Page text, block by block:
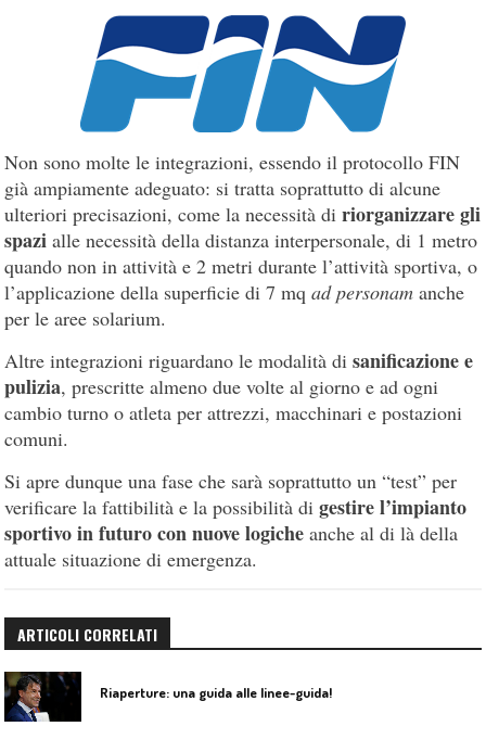
Non sono molte le integrazioni, essendo il protocollo FIN
già ampiamente adeguato: si tratta soprattutto di alcune
ulteriori precisazioni, come la necessità diriorganizzare gli
spazi alle necessità della distanza interpersonale, di 1 metro
quando non in attività e 2 metri durante l’attività sportiva, o
l’applicazione della superficie di 7 mqad personam anche
per le aree solarium.
Altre integrazioni riguardano le modalità disanificazione e
pulizia, prescritte almeno due volte al giorno e ad ogni
cambio turno o atleta per attrezzi, macchinari e postazioni
comuni.
Si apre dunque una fase che sarà soprattutto un “test” per
verificare la fattibilità e la possibilità digestire l’impianto
sportivo in futuro con nuove logiche anche al di là della
attuale situazione di emergenza.
ARTICOLI CORRELATI
Riaperture: una guida alle linee-guida!